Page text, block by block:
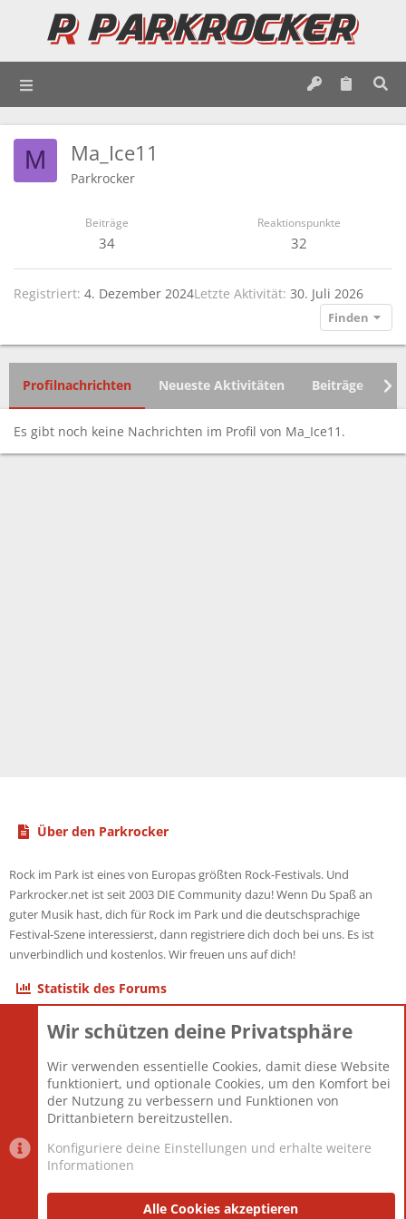
M Ma_Ice11
Parkrocker
Beiträge
34
Reaktionspunkte
32
Registriert 4. Dezember 2024Letzte Aktivität 30. Juli 2026
Finden
Profilnachrichten Neueste Aktivitäten Beiträge
Es gibt noch keine Nachrichten im Profil von Ma_Ice11.
Über den Parkrocker
Rock im Park ist eines von Europas größten Rock-Festivals. Und
Parkrocker.net ist seit 2003 DIE Community dazu! Wenn Du Spaß an
guter Musik hast, dich für Rock im Park und die deutschsprachige
Festival-Szene interessierst, dann registriere dich doch bei uns. Es ist
unverbindlich und kostenlos. Wir freuen uns auf dich!
Statistik des Forums
Themen
Mitglieder
12.427
Neuestes Mitglied
Berlin
Datenschutzerklärung Impressum
Wir schützen deine Privatsphäre
Wir verwenden essentielle Cookies, damit diese Website
funktioniert, und optionale Cookies, um den Komfort bei
der Nutzung zu verbessern und Funktionen von
Drittanbietern bereitzustellen.
Konfiguriere deine Einstellungen und erhalte weitere
Informationen
Alle Cookies akzeptieren